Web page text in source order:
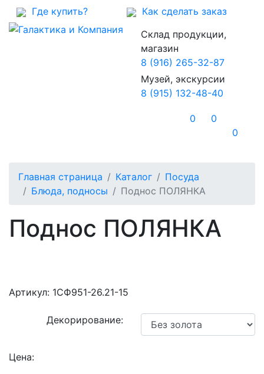
Где купить?
Как сделать заказ
Склад продукции,
магазин
8 (916) 265-32-87
Музей, экскурсии
8 (915) 132-48-40
0
0
0
Главная страница Каталог
Посуда
Блюда, подносы
Поднос ПОЛЯНКА
Поднос ПОЛЯНКА
Артикул: 1СФ951-26.21-15
Декорирование:
Цена: